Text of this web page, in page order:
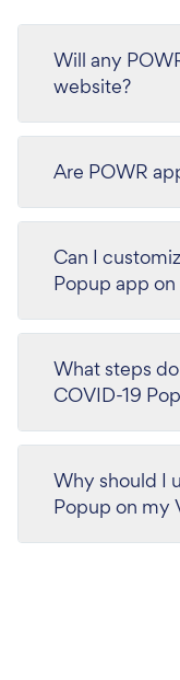
Will any
website?
Are POWR
Can I
Popup app
What steps
COVID-19
Why should I
Popup on my